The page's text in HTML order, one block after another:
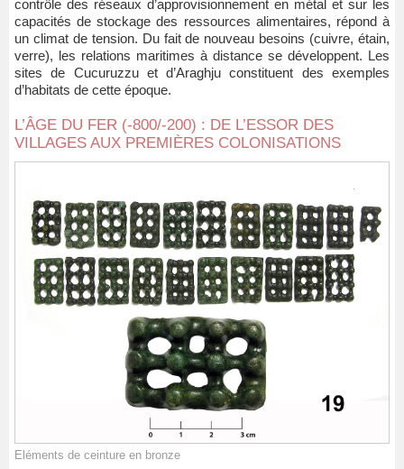
contrôle des réseaux d’approvisionnement en métal et sur les
capacités de stockage des ressources alimentaires, répond à
un climat de tension. Du fait de nouveau besoins (cuivre, étain,
verre), les relations maritimes à distance se développent. Les
sites de Cucuruzzu et d’Araghju constituent des exemples
d’habitats de cette époque.
L’ÂGE DU FER (-800/-200) : DE L’ESSOR DES
VILLAGES AUX PREMIÈRES COLONISATIONS
Eléments de ceinture en bronze